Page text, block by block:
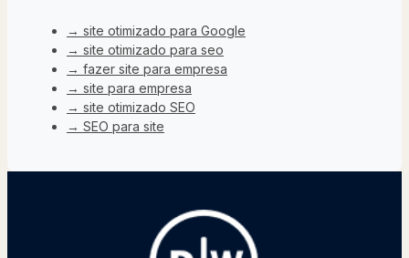
→ site otimizado para Google
→ site otimizado para seo
→ fazer site para empresa
→ site para empresa
→ site otimizado SEO
→ SEO para site